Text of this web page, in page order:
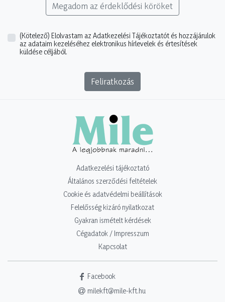
Megadom az érdeklődési köröket
(Kötelező) Elolvastam az Adatkezelési Tájékoztatót és hozzájárulok
az adataim kezeléséhez elektronikus hírlevelek és értesítések
küldése céljából.
Feliratkozás
Adatkezelési tájékoztató
Általános szerződési feltételek
Cookie és adatvédelmi beállítások
Felelősség kizáró nyilatkozat
Gyakran ismételt kérdések
Cégadatok / Impresszum
Kapcsolat
Facebook
milekft@mile-kft.hu